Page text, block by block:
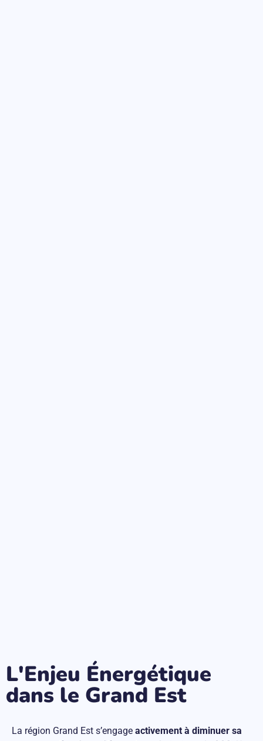
L'Enjeu Énergétique
dans le Grand Est
La région Grand Est s’engage activement à diminuer sa